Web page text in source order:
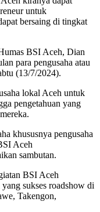
untuk
bersaing di tingkat
BSI Aceh, Dian
para pengusaha atau
(13/7/2024).
lokal Aceh untuk
pengetahuan yang
khususnya pengusaha
Aceh
sambutan.
BSI Aceh
sukses roadshow di
Takengon,